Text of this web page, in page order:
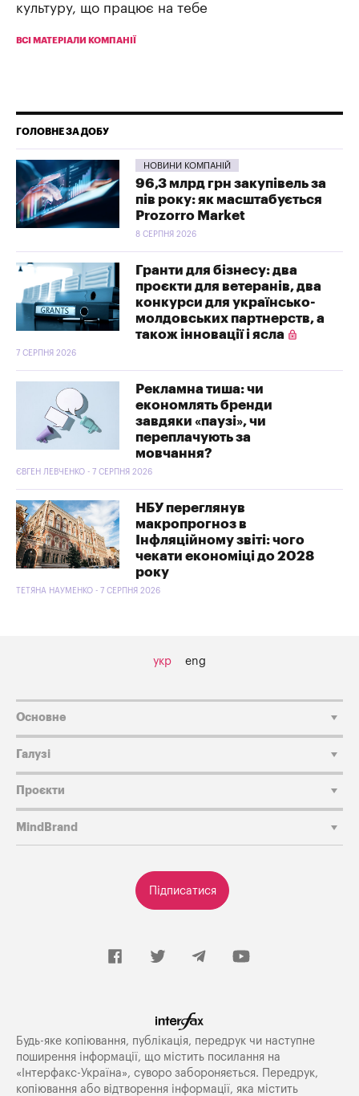
культуру, що працює на тебе
ВСІ МАТЕРІАЛИ КОМПАНІЇ
ГОЛОВНЕ ЗА ДОБУ
НОВИНИ КОМПАНІЙ
96,3 млрд грн закупівель за
пів року: як масштабується
Prozorro Market
8 СЕРПНЯ 2026
Гранти для бізнесу: два
проєкти для ветеранів, два
конкурси для українсько-
молдовських партнерств, а
також інновації і ясла
7 СЕРПНЯ 2026
Рекламна тиша: чи
економлять бренди
завдяки «паузі», чи
переплачують за
мовчання?
ЄВГЕН ЛЕВЧЕНКО - 7 СЕРПНЯ 2026
НБУ переглянув
макропрогноз в
Інфляційному звіті: чого
чекати економіці до 2028
року
ТЕТЯНА НАУМЕНКО - 7 СЕРПНЯ 2026
укр eng
Підписатися
Основне
Галузі
Проєкти
MindBrand
Будь-яке копiювання, публiкацiя, передрук чи наступне
поширення iнформацiї, що мiстить посилання на
«Iнтерфакс-Україна», суворо забороняється. Передрук,
копіювання або відтворення інформації, яка містить